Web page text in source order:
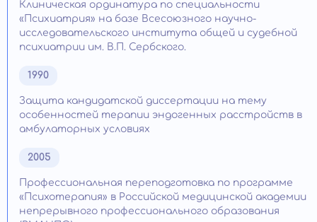
Клиническая ординатура по специальности
«Психиатрия» на базе Всесоюзного научно-
исследовательского института общей и судебной
психиатрии им. В.П. Сербского.
1990
Защита кандидатской диссертации на тему
особенностей терапии эндогенных расстройств в
амбулаторных условиях
2005
Профессиональная переподготовка по программе
«Психотерапия» в Российской медицинской академии
непрерывного профессионального образования